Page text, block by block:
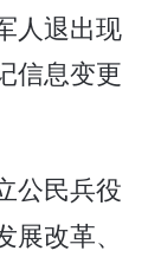
人退出现
信息变更
公民兵役
改革、